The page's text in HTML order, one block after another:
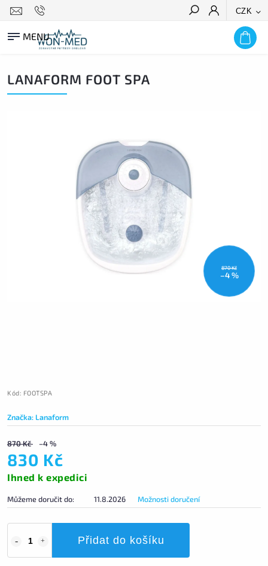
CZK
HLEDAT
LANAFORM FOOT SPA
870 Kč
–4 %
Kód: FOOTSPA
Značka: Lanaform
870 Kč –4 %
830 Kč
Ihned k expedici
Můžeme doručit do: 11.8.2026 Možnosti doručení
Přidat do košíku